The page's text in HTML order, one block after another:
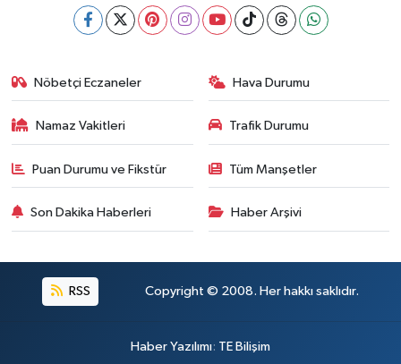
Nöbetçi Eczaneler Hava Durumu
Namaz Vakitleri Trafik Durumu
Puan Durumu ve Fikstür Tüm Manşetler
Son Dakika Haberleri Haber Arşivi
RSS Copyright © 2008. Her hakkı saklıdır.
Haber Yazılımı: TE Bilişim